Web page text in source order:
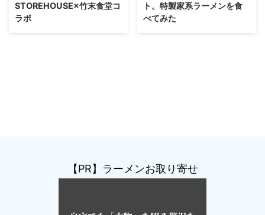
STOREHOUSE×竹末食堂コ
ラボ
ト。特製家系ラーメンを食
べてみた
【PR】ラーメンお取り寄せ